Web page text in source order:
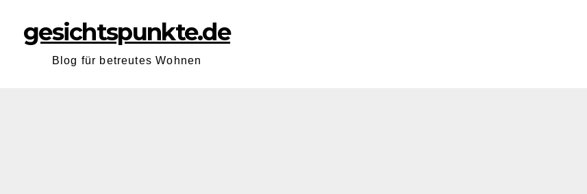
gesichtspunkte.de
Blog für betreutes Wohnen